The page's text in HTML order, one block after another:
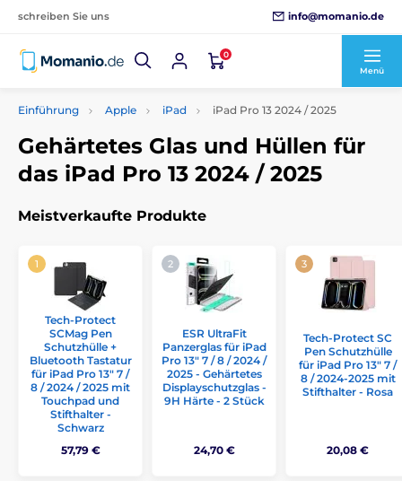
schreiben Sie uns info@momanio.de
0
Menü
Einführung Apple iPad iPad Pro 13 2024 / 2025
Gehärtetes Glas und Hüllen für
das iPad Pro 13 2024 / 2025
Meistverkaufte Produkte
Tech-Protect
SCMag Pen
Schutzhülle +
Bluetooth Tastatur
für iPad Pro 13" 7 /
8 / 2024 / 2025 mit
Touchpad und
Stifthalter -
Schwarz
57,79 €
ESR UltraFit
Panzerglas für iPad
Pro 13" 7 / 8 / 2024 /
2025 - Gehärtetes
Displayschutzglas -
9H Härte - 2 Stück
24,70 €
Tech-Protect SC
Pen Schutzhülle
für iPad Pro 13" 7 /
8 / 2024-2025 mit
Stifthalter - Rosa
20,08 €